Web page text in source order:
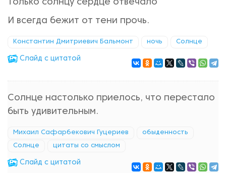
Только солнцу сердце отвечало
И всегда бежит от тени прочь.
Константин Дмитриевич Бальмонт ночь Солнце
Cлайд с цитатой
Солнце настолько приелось, что перестало
быть удивительным.
Михаил Сафарбекович Гуцериев обыденность
Солнце цитаты со смыслом
Cлайд с цитатой